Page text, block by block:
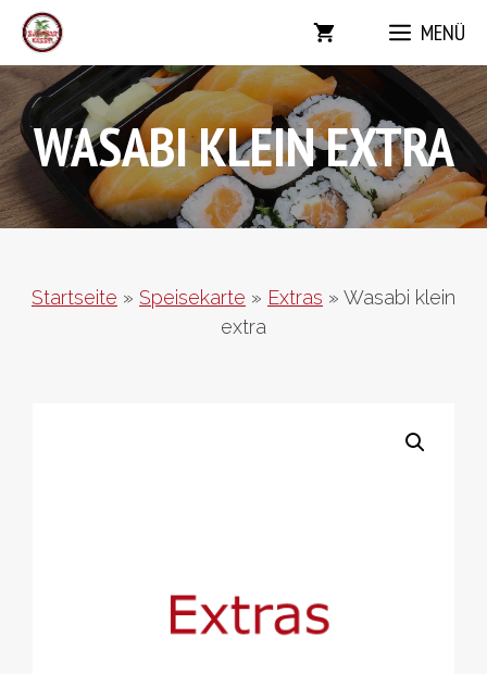
Zum
Inhalt
springen
MENÜ
WASABI KLEIN EXTRA
Startseite » Speisekarte » Extras » Wasabi klein
extra